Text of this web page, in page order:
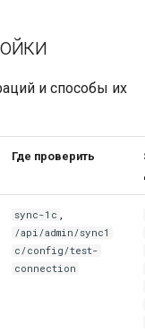
и способы их
Где проверить
sync-1c ,
/api/admin/sync1
c/config/test-
connection